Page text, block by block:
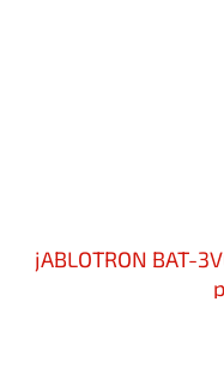
jABLOTRON BAT-